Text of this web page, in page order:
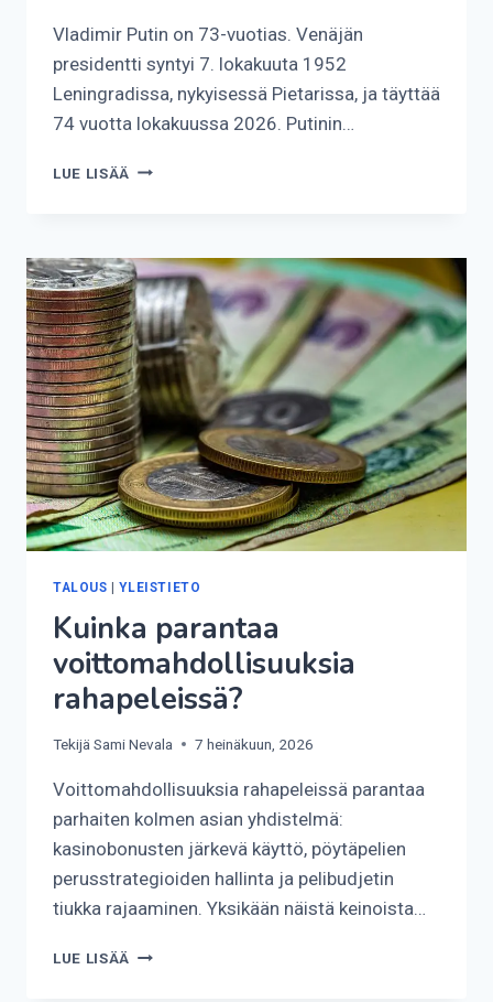
Vladimir Putin on 73-vuotias. Venäjän
presidentti syntyi 7. lokakuuta 1952
Leningradissa, nykyisessä Pietarissa, ja täyttää
74 vuotta lokakuussa 2026. Putinin…
LUE LISÄÄ KUINKA
TALOUS |YLEISTIETO
Kuinka parantaa
voittomahdollisuuksia
rahapeleissä?
Tekijä Sami Nevala 7 heinäkuun, 2026
Voittomahdollisuuksia rahapeleissä parantaa
parhaiten kolmen asian yhdistelmä:
kasinobonusten järkevä käyttö, pöytäpelien
perusstrategioiden hallinta ja pelibudjetin
tiukka rajaaminen. Yksikään näistä keinoista…
LUE LISÄÄ KUINKA